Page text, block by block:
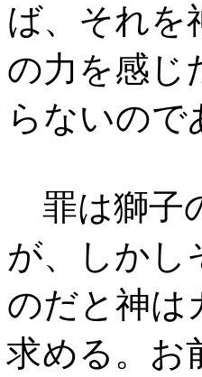
ば、それを
の力を感じ
らないので
罪は獅子
が、しかし
のだと神は
求める。お